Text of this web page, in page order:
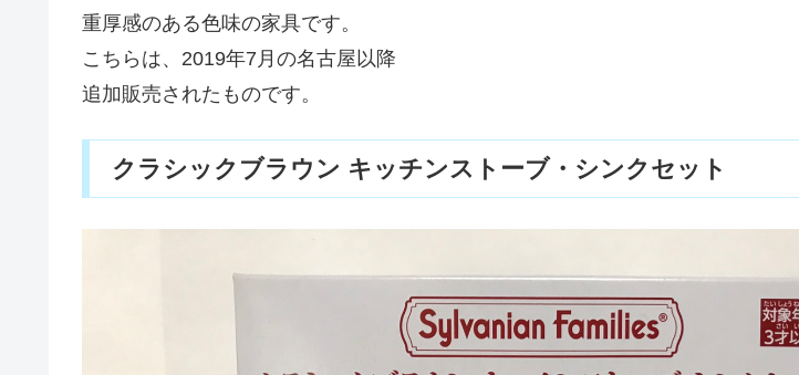
重厚感のある色味の家具です。
こちらは、2019年7月の名古屋以降
追加販売されたものです。
クラシックブラウン キッチンストーブ・シンクセット